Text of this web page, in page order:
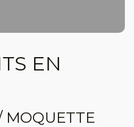
EN
MOQUETTE